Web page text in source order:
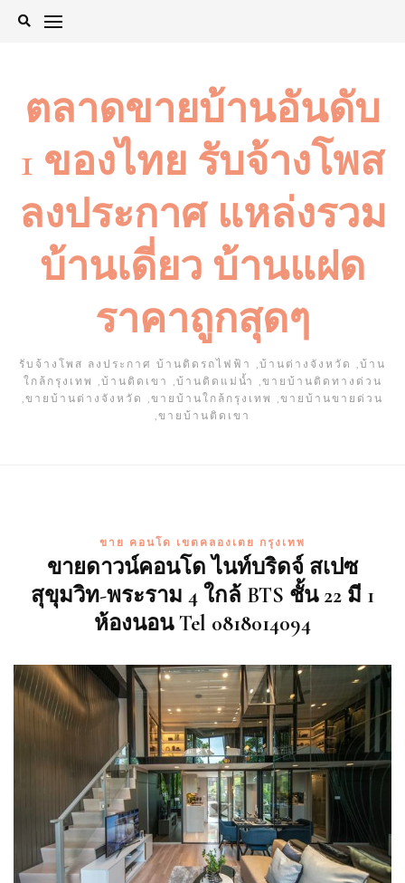
Skip
ตลาดขายบ้านอันดับ
1 ของไทย รับจ้างโพส
ลงประกาศ แหล่งรวม
บ้านเดี่ยว บ้านแฝด
ราคาถูกสุดๆ
รับจ้างโพส ลงประกาศ บ้านติดรถไฟฟ้า ,บ้านต่างจังหวัด ,บ้าน
ใกล้กรุงเทพ ,บ้านติดเขา ,บ้านติดแม่น้ำ ,ขายบ้านติดทางด่วน
,ขายบ้านต่างจังหวัด ,ขายบ้านใกล้กรุงเทพ ,ขายบ้านขายด่วน
,ขายบ้านติดเขา
ขาย คอนโด เขตคลองเตย กรุงเทพ
ขายดาวน์คอนโด ไนท์บริดจ์ สเปซ
สุขุมวิท-พระราม 4 ใกล้ BTS ชั้น 22 มี 1
ห้องนอน Tel 0818014094